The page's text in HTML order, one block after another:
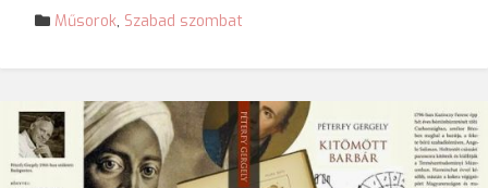
Műsorok, Szabad szombat